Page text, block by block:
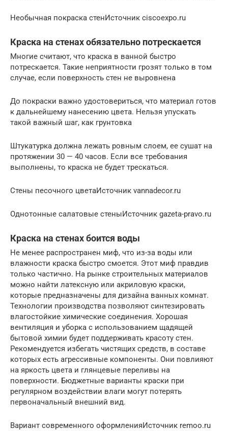
Необычная покраска стенИсточник ciscoexpo.ru
Краска на стенах обязательно потрескается
Многие считают, что краска в ванной быстро
потрескается. Такие неприятности грозят только в том
случае, если поверхность стен не выровнена
До покраски важно удостовериться, что материал готов
к дальнейшему нанесению цвета. Нельзя упускать
такой важный шаг, как грунтовка
Штукатурка должна лежать ровным слоем, ее сушат на
протяжении 30 — 40 часов. Если все требования
выполнены, то краска не будет трескаться.
Стены песочного цветаИсточник vannadecor.ru
Однотонные салатовые стеныИсточник gazeta-pravo.ru
Краска на стенах боится воды
Не менее распространен миф, что из-за воды или
влажности краска быстро смоется. Этот миф правдив
только частично. На рынке строительных материалов
можно найти латексную или акриловую краски,
которые предназначены для дизайна ванных комнат.
Технологии производства позволяют синтезировать
влагостойкие химические соединения. Хорошая
вентиляция и уборка с использованием щадящей
бытовой химии будет поддерживать красоту стен.
Рекомендуется избегать чистящих средств, в составе
которых есть агрессивные компоненты. Они повлияют
на яркость цвета и глянцевые переливы на
поверхности. Бюджетные варианты краски при
регулярном воздействии влаги могут потерять
первоначальный внешний вид.
Вариант современного оформленияИсточник remoo.ru